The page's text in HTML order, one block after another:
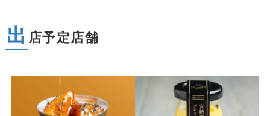
出 店予定店舗